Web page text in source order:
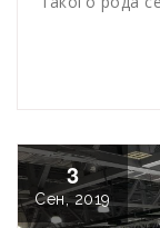
3
Сен, 2019